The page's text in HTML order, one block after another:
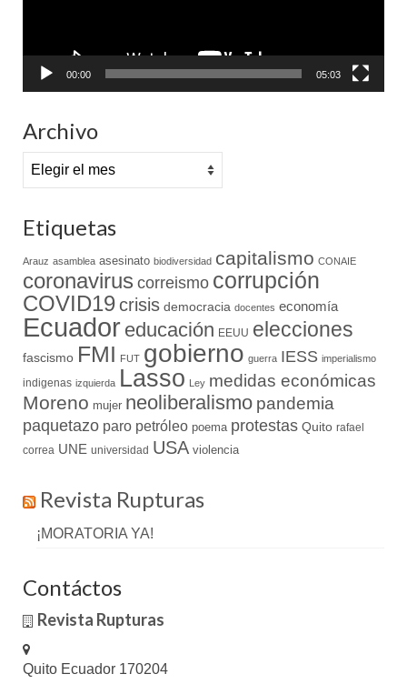
00:00 05:03
Archivo
Archivo
Etiquetas
Arauz asamblea asesinato biodiversidad capitalismo CONAIE
coronavirus correismo corrupción
COVID19crisis democracia docentes economía
Ecuador educación EEUU elecciones
fascismo FMI FUT gobierno guerra IESS imperialismo
indigenas izquierda Lasso Ley medidas económicas
Moreno mujer neoliberalismo pandemia
paquetazo paro petróleo poema protestas Quito rafael
correa UNE universidad USA violencia
Revista Rupturas
¡MORATORIA YA!
Contáctos
Revista Rupturas
Quito Ecuador 170204